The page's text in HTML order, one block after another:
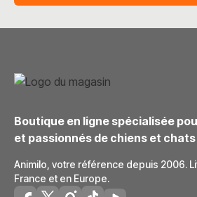
Boutique en ligne spécialisée
et passionnés de chiens et chats
Animilo, votre référence depuis 2006.
France et en Europe.